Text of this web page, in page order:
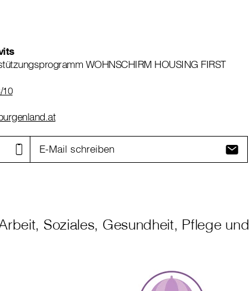
WOHNSCHIRM HOUSING FIRST
10
E-Mail schreiben
Soziales, Gesundheit, Pflege und